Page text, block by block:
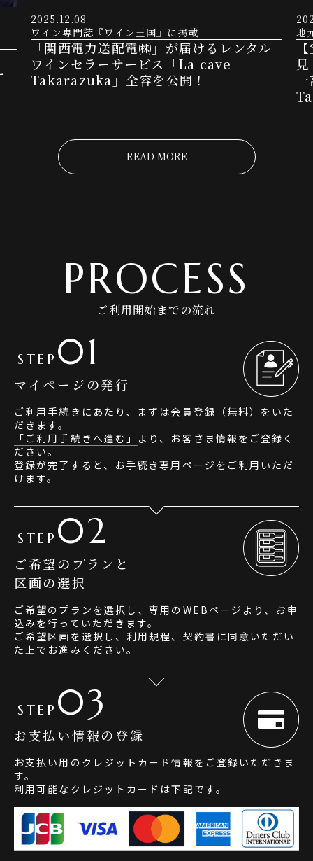
2025.12.08
ワイン専門誌『ワイン王国』に掲載
「関西電力送配電㈱」が届けるレンタル
ワインセラーサービス「La cave
Takarazuka」全容を公開！
地
READ MORE
PROCESS
ご利用開始までの流れ
STEP 01
マイページの発行
ご利用手続きにあたり、まずは会員登録（無料）をいた
だきます。
「ご利用手続きへ進む」 より、お客さま情報をご登録く
ださい。
登録が完了すると、お手続き専用ページをご利用いただ
けます。
STEP 02
ご希望のプランと
区画の選択
ご希望のプランを選択し、専用のWEBページより、お申
込みを行っていただきます。
ご希望区画を選択し、利用規程、契約書に同意いただい
た上でお進みください。
STEP 03
お支払い情報の登録
お支払い用のクレジットカード情報をご登録いただきま
す。
利用可能なクレジットカードは下記です。